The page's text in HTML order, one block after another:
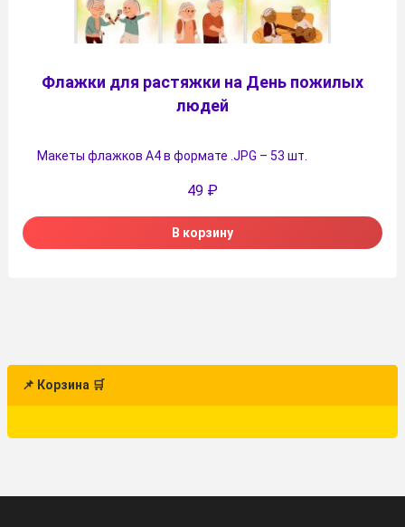
Флажки для растяжки на День пожилых
людей
Макеты флажков А4 в формате .JPG – 53 шт.
49 ₽
В корзину
📌 Корзина 🛒